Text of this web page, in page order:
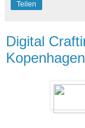
Teilen
Digital
Kopenhagen